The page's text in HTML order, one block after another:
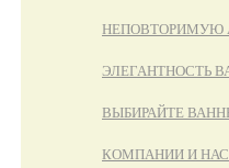
НЕПОВТОРИМУЮ
ЭЛЕГАНТНОСТЬ
ВЫБИРАЙТЕ
КОМПАНИИ И